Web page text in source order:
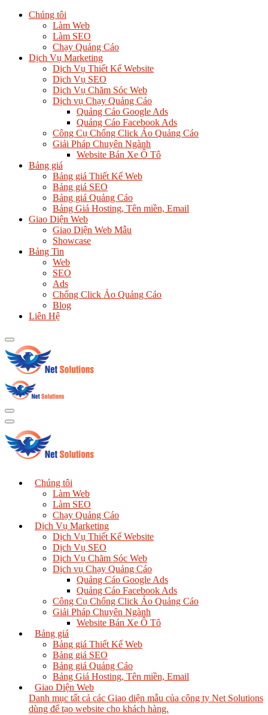
Chúng tôi
Làm Web
Làm SEO
Chạy Quảng Cáo
Dịch Vụ Marketing
Dịch Vụ Thiết Kế Website
Dịch Vụ SEO
Dịch Vụ Chăm Sóc Web
Dịch vụ Chạy Quảng Cáo
Quảng Cáo Google Ads
Quảng Cáo Facebook Ads
Công Cụ Chống Click Ảo Quảng Cáo
Giải Pháp Chuyên Ngành
Website Bán Xe Ô Tô
Bảng giá
Bảng giá Thiết Kế Web
Bảng giá SEO
Bảng giá Quảng Cáo
Bảng Giá Hosting, Tên miền, Email
Giao Diện Web
Giao Diện Web Mẫu
Showcase
Bảng Tin
Web
SEO
Ads
Chống Click Ảo Quảng Cáo
Blog
Liên Hệ
Chúng tôi
Làm Web
Làm SEO
Chạy Quảng Cáo
Dịch Vụ Marketing
Dịch Vụ Thiết Kế Website
Dịch Vụ SEO
Dịch Vụ Chăm Sóc Web
Dịch vụ Chạy Quảng Cáo
Quảng Cáo Google Ads
Quảng Cáo Facebook Ads
Công Cụ Chống Click Ảo Quảng Cáo
Giải Pháp Chuyên Ngành
Website Bán Xe Ô Tô
Bảng giá
Bảng giá Thiết Kế Web
Bảng giá SEO
Bảng giá Quảng Cáo
Bảng Giá Hosting, Tên miền, Email
Giao Diện Web
Danh mục tất cả các Giao diện mẫu của công ty Net Solutions
dùng để tạo website cho khách hàng.